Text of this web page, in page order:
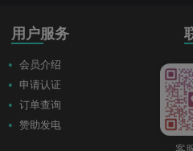
用户服务
会员介绍
申请认证
订单查询
赞助发电
客